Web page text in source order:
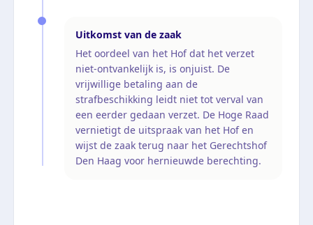
Uitkomst van de zaak
Het oordeel van het Hof dat het verzet
niet-ontvankelijk is, is onjuist. De
vrijwillige betaling aan de
strafbeschikking leidt niet tot verval van
een eerder gedaan verzet. De Hoge Raad
vernietigt de uitspraak van het Hof en
wijst de zaak terug naar het Gerechtshof
Den Haag voor hernieuwde berechting.